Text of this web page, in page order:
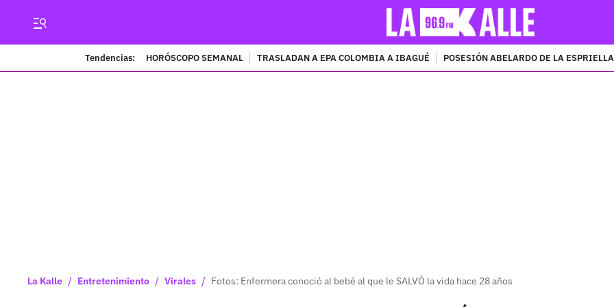
Tendencias: HORÓSCOPO SEMANAL TRASLADAN A EPA COLOMBIA A IBAGUÉ POSESIÓN ABELARDO DE LA ESPRIELLA
La Kalle / Entretenimiento / Virales / Fotos: Enfermera conoció al bebé al que le SALVÓ la vida hace 28 años